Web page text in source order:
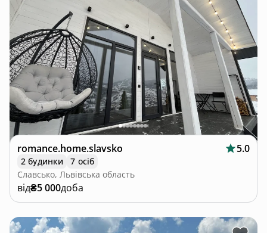
romance.home.slavsko 5.0
2 будинки
7 осіб
Славсько, Львівська область
від₴5 000доба